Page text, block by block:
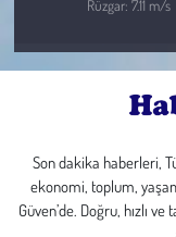
Rüzgar: 7.11 m/s
Son dakika haberleri,
ekonomi, toplum,
Güven’de. Doğru, hızlı